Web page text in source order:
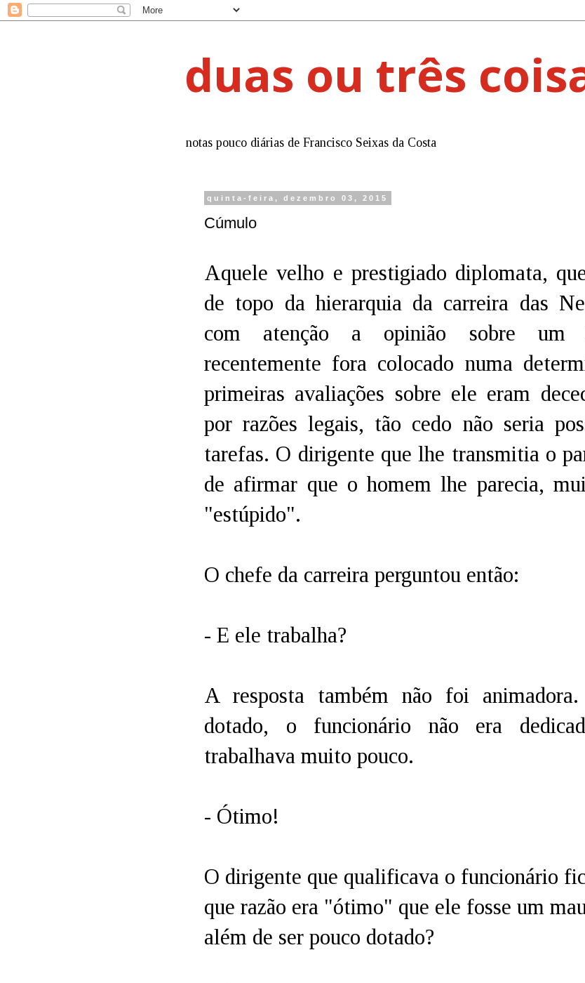
duas ou três
notas pouco diárias de Francisco Seixas da Costa
quinta-feira, dezembro 03, 2015
Cúmulo
Aquele velho e prestigiado diplomata,
de topo da hierarquia da carreira das
com atenção a opinião sobre um
recentemente fora colocado numa
primeiras avaliações sobre ele eram
por razões legais, tão cedo não seria
tarefas. O dirigente que lhe transmitia o
de afirmar que o homem lhe parecia,
"estúpido".
O chefe da carreira perguntou então:
- E ele trabalha?
A resposta também não foi
dotado, o funcionário não era
trabalhava muito pouco.
- Ótimo!
O dirigente que qualificava o funcionário
que razão era "ótimo" que ele fosse um
além de ser pouco dotado?